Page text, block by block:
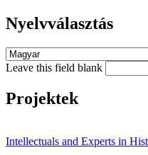
Nyelvválasztás
Leave this field blank
Projektek
Intellectuals and Experts in